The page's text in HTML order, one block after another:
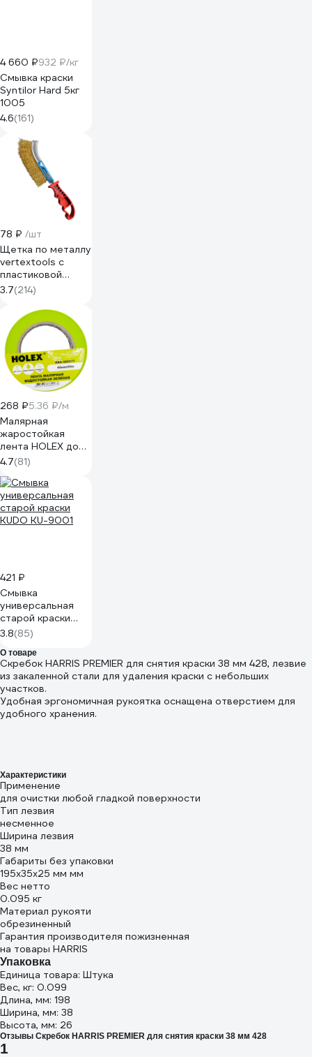
4 660 ₽932 ₽/кг
Смывка краски
Syntilor Hard 5кг
1005
4.6(161)
78 ₽ /шт
Щетка по металлу
vertextools с
пластиковой
ручкой 1212-01
3.7(214)
268 ₽5.36 ₽/м
Малярная
жаростойкая
лента HOLEX до
100С, зеленая,
водостойкая, 48
мм, 50 м HAS-
382277
4.7(81)
421 ₽
Смывка
универсальная
старой краски
KUDO KU-9001
3.8(85)
О товаре
Скребок HARRIS PREMIER для снятия краски 38 мм 428, лезвие
из закаленной стали для удаления краски с небольших
участков.
Удобная эргономичная рукоятка оснащена отверстием для
удобного хранения.
Характеристики
Применение
для очистки любой гладкой поверхности
Тип лезвия
несменное
Ширина лезвия
38 мм
Габариты без упаковки
195х35х25 мм мм
Вес нетто
0.095 кг
Материал рукояти
обрезиненный
Гарантия производителя пожизненная
на товары HARRIS
Упаковка
Единица товара: Штука
Вес, кг: 0.099
Длина, мм: 198
Ширина, мм: 38
Высота, мм: 26
Отзывы Скребок HARRIS PREMIER для снятия краски 38 мм 428
1